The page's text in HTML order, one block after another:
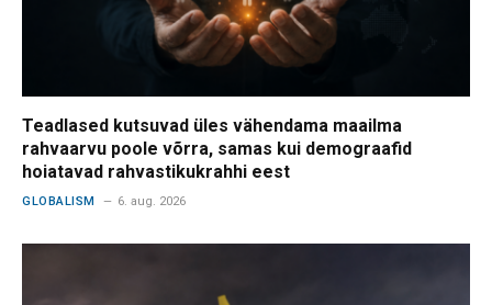
Teadlased kutsuvad üles vähendama maailma
rahvaarvu poole võrra, samas kui demograafid
hoiatavad rahvastikukrahhi eest
GLOBALISM 6. aug. 2026